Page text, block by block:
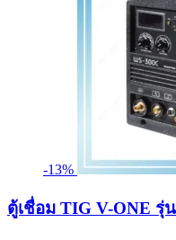
-13%
ตู้เชื่อม TIG V-ONE รุ่